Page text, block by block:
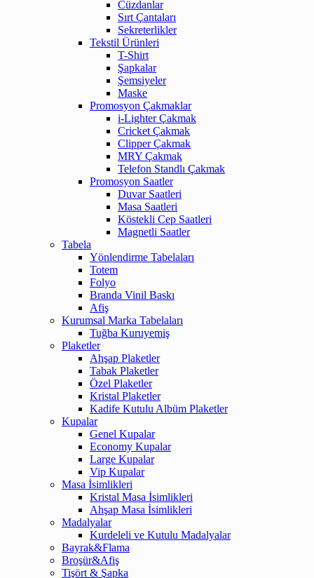
Cüzdanlar
Sırt Çantaları
Sekreterlikler
Tekstil Ürünleri
T-Shirt
Şapkalar
Şemsiyeler
Maske
Promosyon Çakmaklar
i-Lighter Çakmak
Cricket Çakmak
Clipper Çakmak
MRY Çakmak
Telefon Standlı Çakmak
Promosyon Saatler
Duvar Saatleri
Masa Saatleri
Köstekli Cep Saatleri
Magnetli Saatler
Tabela
Yönlendirme Tabelaları
Totem
Folyo
Branda Vinil Baskı
Afiş
Kurumsal Marka Tabelaları
Tuğba Kuruyemiş
Plaketler
Ahşap Plaketler
Tabak Plaketler
Özel Plaketler
Kristal Plaketler
Kadife Kutulu Albüm Plaketler
Kupalar
Genel Kupalar
Economy Kupalar
Large Kupalar
Vip Kupalar
Masa İsimlikleri
Kristal Masa İsimlikleri
Ahşap Masa İsimlikleri
Madalyalar
Kurdeleli ve Kutulu Madalyalar
Bayrak&Flama
Broşür&Afiş
Tişört & Şapka